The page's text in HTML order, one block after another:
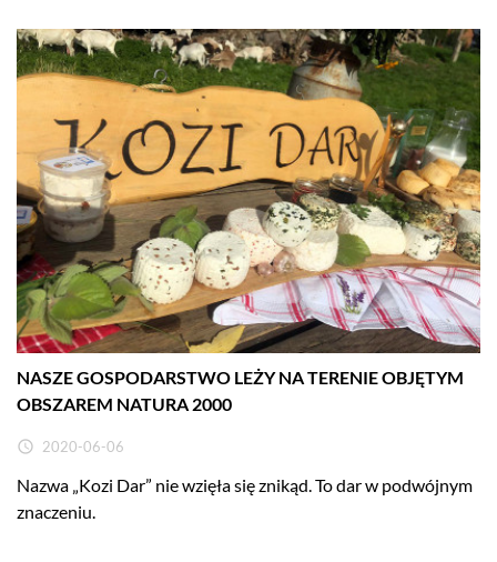
NASZE GOSPODARSTWO LEŻY NA TERENIE OBJĘTYM
OBSZAREM NATURA 2000
 2020-06-06
Nazwa „Kozi Dar” nie wzięła się znikąd. To dar w podwójnym
znaczeniu.